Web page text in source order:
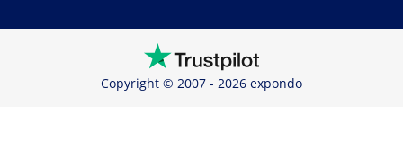
Copyright © 2007 - 2026 expondo